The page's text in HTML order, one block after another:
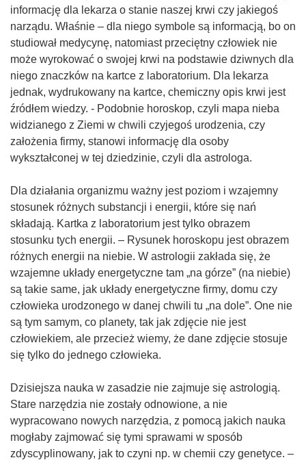
informację dla lekarza o stanie naszej krwi czy jakiegoś
narządu. Właśnie – dla niego symbole są informacją, bo on
studiował medycynę, natomiast przeciętny człowiek nie
może wyrokować o swojej krwi na podstawie dziwnych dla
niego znaczków na kartce z laboratorium. Dla lekarza
jednak, wydrukowany na kartce, chemiczny opis krwi jest
źródłem wiedzy. - Podobnie horoskop, czyli mapa nieba
widzianego z Ziemi w chwili czyjegoś urodzenia, czy
założenia firmy, stanowi informację dla osoby
wykształconej w tej dziedzinie, czyli dla astrologa.
Dla działania organizmu ważny jest poziom i wzajemny
stosunek różnych substancji i energii, które się nań
składają. Kartka z laboratorium jest tylko obrazem
stosunku tych energii. – Rysunek horoskopu jest obrazem
różnych energii na niebie. W astrologii zakłada się, że
wzajemne układy energetyczne tam „na górze” (na niebie)
są takie same, jak układy energetyczne firmy, domu czy
człowieka urodzonego w danej chwili tu „na dole”. One nie
są tym samym, co planety, tak jak zdjęcie nie jest
człowiekiem, ale przecież wiemy, że dane zdjęcie stosuje
się tylko do jednego człowieka.
Dzisiejsza nauka w zasadzie nie zajmuje się astrologią.
Stare narzędzia nie zostały odnowione, a nie
wypracowano nowych narzędzia, z pomocą jakich nauka
mogłaby zajmować się tymi sprawami w sposób
zdyscyplinowany, jak to czyni np. w chemii czy genetyce. –